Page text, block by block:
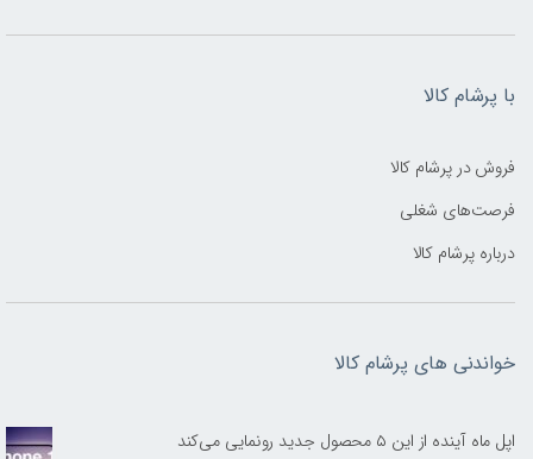
با پرشام کالا
فروش در پرشام کالا
فرصت‌های شغلی
درباره پرشام کالا
خواندنی های پرشام کالا
اپل ماه آینده از این ۵ محصول جدید رونمایی می‌کند